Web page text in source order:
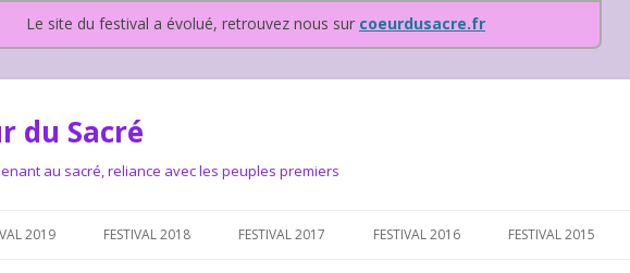
Le site du festival a évolué, retrouvez nous sur coeurdusacre.fr
du Sacré
au sacré, reliance avec les peuples premiers
2019 FESTIVAL 2018 FESTIVAL 2017 FESTIVAL 2016 FESTIVAL 2015